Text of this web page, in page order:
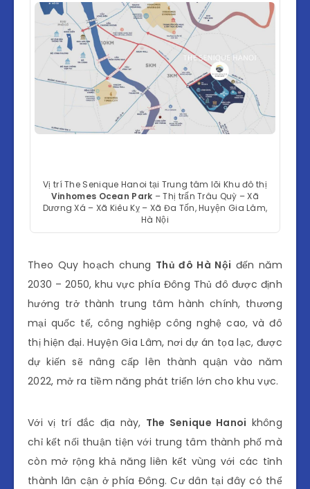
Vị trí The Senique Hanoi tại Trung tâm lõi Khu đô thị
Vinhomes Ocean Park – Thị trấn Trâu Quỳ – Xã
Dương Xá – Xã Kiêu Kỵ – Xã Đa Tốn, Huyện Gia Lâm,
Hà Nội
Theo Quy hoạch chung Thủ đô Hà Nội đến năm
2030 – 2050, khu vực phía Đông Thủ đô được định
hướng trở thành trung tâm hành chính, thương
mại quốc tế, công nghiệp công nghệ cao, và đô
thị hiện đại. Huyện Gia Lâm, nơi dự án tọa lạc, được
dự kiến sẽ nâng cấp lên thành quận vào năm
2022, mở ra tiềm năng phát triển lớn cho khu vực.
Với vị trí đắc địa này, The Senique Hanoi không
chỉ kết nối thuận tiện với trung tâm thành phố mà
còn mở rộng khả năng liên kết vùng với các tỉnh
thành lân cận ở phía Đông. Cư dân tại đây có thể